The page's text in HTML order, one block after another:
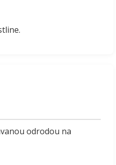
odrodou na